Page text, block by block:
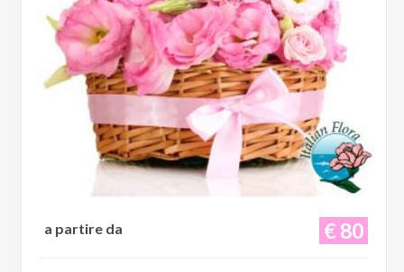
€ 80
a partire da